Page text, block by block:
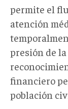
permite el
atención
presión de
financiero
población